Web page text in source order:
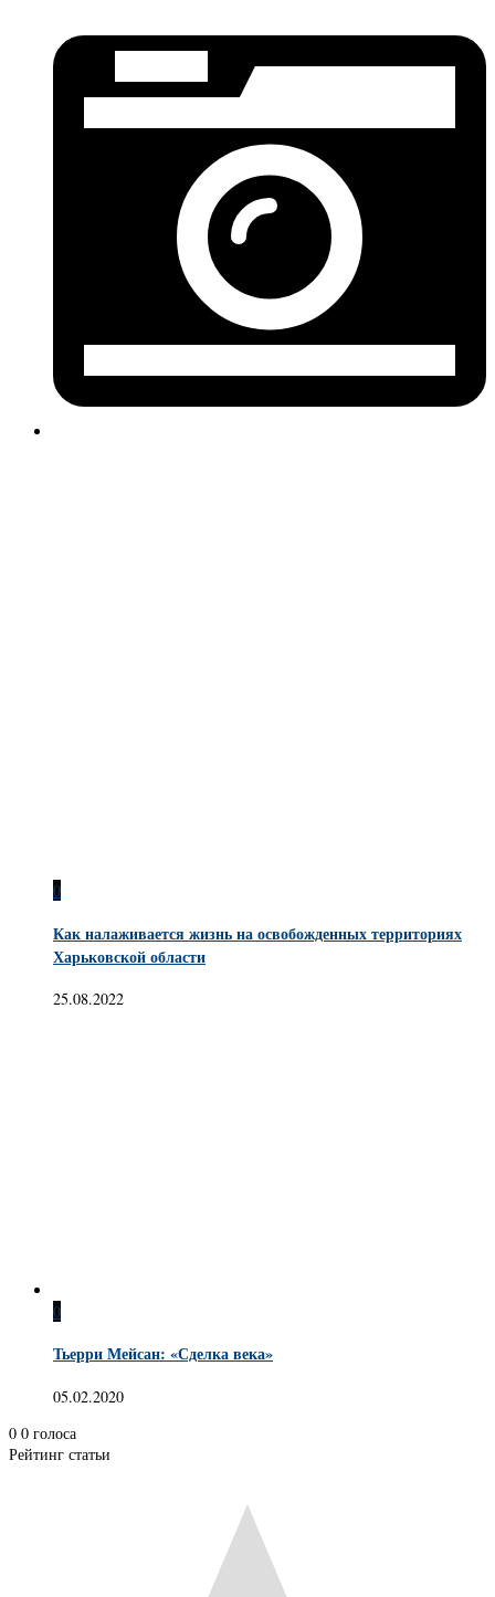
0
Как налаживается жизнь на освобожденных территориях
Харьковской области
25.08.2022
0
Тьерри Мейсан: «Сделка века»
05.02.2020
0 0 голоса
Рейтинг статьи